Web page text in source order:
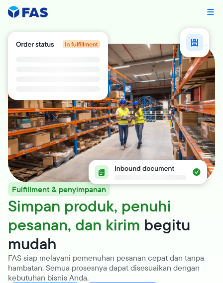
Fulfillment & penyimpanan
Simpan produk, penuhi
pesanan, dan kirim begitu
mudah
FAS siap melayani pemenuhan pesanan cepat dan tanpa
hambatan. Semua prosesnya dapat disesuaikan dengan
kebutuhan bisnis Anda.